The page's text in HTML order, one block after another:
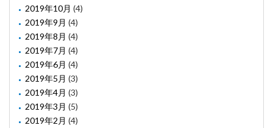
2019年10月 (4)
2019年9月 (4)
2019年8月 (4)
2019年7月 (4)
2019年6月 (4)
2019年5月 (3)
2019年4月 (3)
2019年3月 (5)
2019年2月 (4)